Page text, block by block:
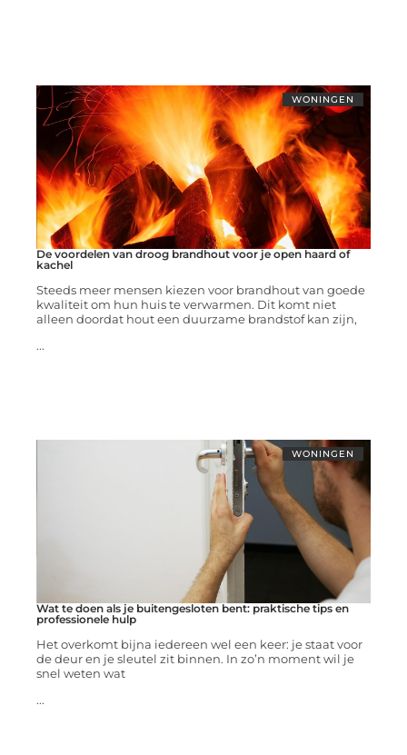
WONINGEN
De voordelen van droog brandhout voor je open haard of
kachel
Steeds meer mensen kiezen voor brandhout van goede
kwaliteit om hun huis te verwarmen. Dit komt niet
alleen doordat hout een duurzame brandstof kan zijn,
...
WONINGEN
Wat te doen als je buitengesloten bent: praktische tips en
professionele hulp
Het overkomt bijna iedereen wel een keer: je staat voor
de deur en je sleutel zit binnen. In zo’n moment wil je
snel weten wat
...